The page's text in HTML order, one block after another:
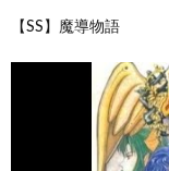
【SS】魔導物語